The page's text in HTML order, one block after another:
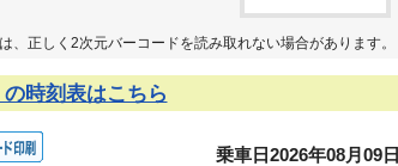
、正しく2次元バーコードを読み取れない場合があります。
時刻表はこちら
乗車日2026年08月09日